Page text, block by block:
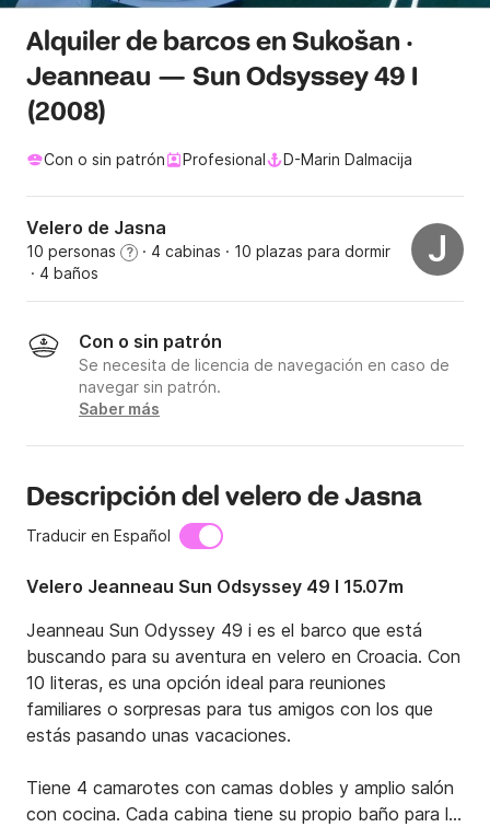
Alquiler de barcos en Sukošan ·
Jeanneau — Sun Odsyssey 49 I
(2008)
Con o sin patrón Profesional D-Marin Dalmacija
Velero de Jasna
10 personas ? · 4 cabinas · 10 plazas para dormir
· 4 baños
J
Con o sin patrón
Se necesita de licencia de navegación en caso de
navegar sin patrón.
Saber más
Descripción del velero de Jasna
Traducir en Español
Velero Jeanneau Sun Odsyssey 49 I 15.07m
Jeanneau Sun Odyssey 49 i es el barco que está
buscando para su aventura en velero en Croacia. Con
10 literas, es una opción ideal para reuniones
familiares o sorpresas para tus amigos con los que
estás pasando unas vacaciones.
Tiene 4 camarotes con camas dobles y amplio salón
con cocina. Cada cabina tiene su propio baño para la